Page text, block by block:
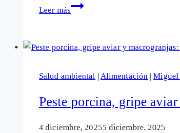
en
Leer más
Tocando
El
símbolo
la
especulación
alimentaria
Salud ambiental Alimentación |Miguel
Peste porcina, gripe
4 diciembre, 20255 diciembre, 2025